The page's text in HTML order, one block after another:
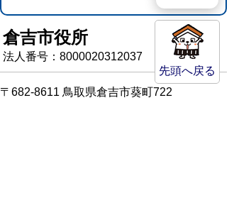
先頭へ戻る
倉吉市役所
法人番号：8000020312037
〒682-8611 鳥取県倉吉市葵町722